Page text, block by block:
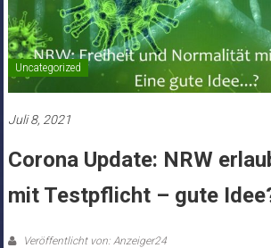
Uncategorized
Juli 8, 2021
Corona Update: NRW
mit Testpflicht – gute
Veröffentlicht von: Anzeiger24